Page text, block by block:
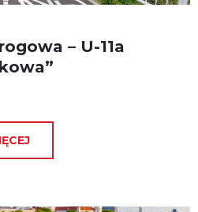
– U-11a